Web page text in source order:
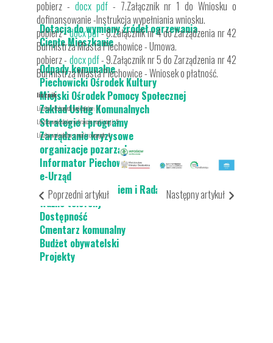
Dotacja do wymiany źródeł ogrzewania
Ciepłe Mieszkanie
Odpady komunalne
Piechowicki Ośrodek Kultury
Miejski Ośrodek Pomocy Społecznej
Zakład Usług Komunalnych
Strategie i programy
Zarządzanie kryzysowe
organizacje pozarządowe
Informator Piechowicki
e-Urząd
Kontakt z urzędnikiem i Radą Miasta / E-SESJA
Ważne telefony
Dostępność
Cmentarz komunalny
Budżet obywatelski
Projekty
pobierz - docx pdf - 7.Załącznik nr 1 do Wniosku o
dofinansowanie -Instrukcja wypełniania wniosku.
pobierz -docxpdf- 8.Załącznik nr 4 do Zarządzenia nr 42
Burmistrza Miasta Piechowice - Umowa.
pobierz - docxpdf- 9.Załącznik nr 5 do Zarządzenia nr 42
Burmistrza Miasta Piechowice - Wniosek o płatność.
licznik
Liczba złożonych wniosków: 11
Liczba wniosków w trakcie realizacji: 5
Liczba wniosków zrealizowanych: 4
Poprzedni artykuł Następny artykuł